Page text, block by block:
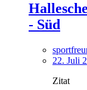
- Süd
22. Juli
Zitat